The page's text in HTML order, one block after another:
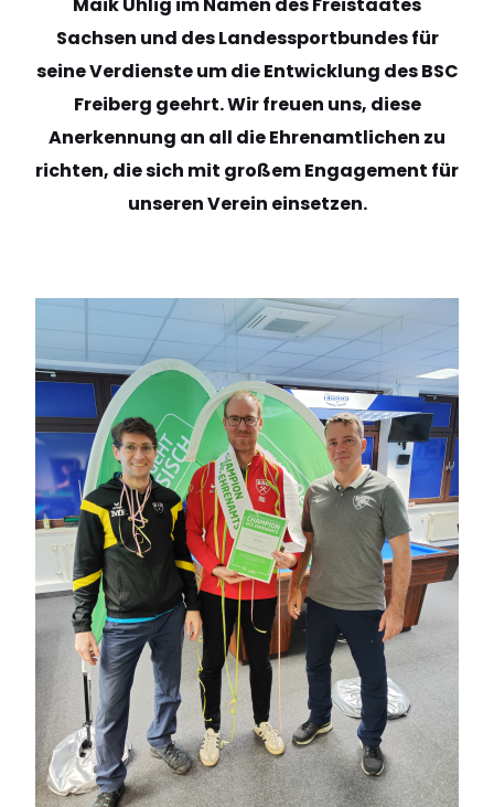
Maik Uhlig im Namen des Freistaates
Sachsen und des Landessportbundes für
seine Verdienste um die Entwicklung des BSC
Freiberg geehrt. Wir freuen uns, diese
Anerkennung an all die Ehrenamtlichen zu
richten, die sich mit großem Engagement für
unseren Verein einsetzen.